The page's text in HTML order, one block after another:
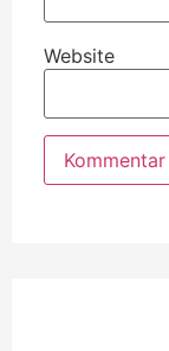
Website